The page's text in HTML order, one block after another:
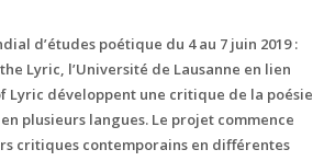
d’études poétique du 4 au 7 juin 2019 :
Lyric, l’Université de Lausanne en lien
Lyric développent une critique de la poésie
plusieurs langues. Le projet commence
critiques contemporains en différentes